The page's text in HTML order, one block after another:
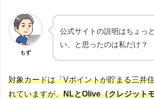
もず
公式サイトの説明はちょっ
い、と思ったのは私だけ？
対象カードは「Vポイントが貯まる三井
れていますが、NLとOlive（クレジット